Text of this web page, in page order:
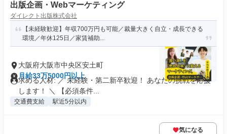
出版企画・Webマーケティング
ダイレクト出版株式会社
【未経験歓迎】年収700万円も可能／裁量大きく自立・成長できる
環境／年休125日／家賃補助...
大阪府大阪市中央区安土町
月給33万5000円以上
求める人材: ／ 未経験・第二新卒歓迎！ あなたの挑戦を応援
します！ ＼ 【必須条件...
交通費支給 駅近5分以内
気になる